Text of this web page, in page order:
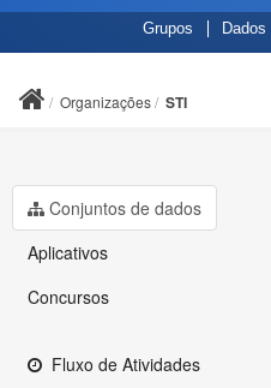
feed
Grupos Dados
Organizações STI
Conjuntos de dados
Aplicativos
Concursos
Fluxo de Atividades